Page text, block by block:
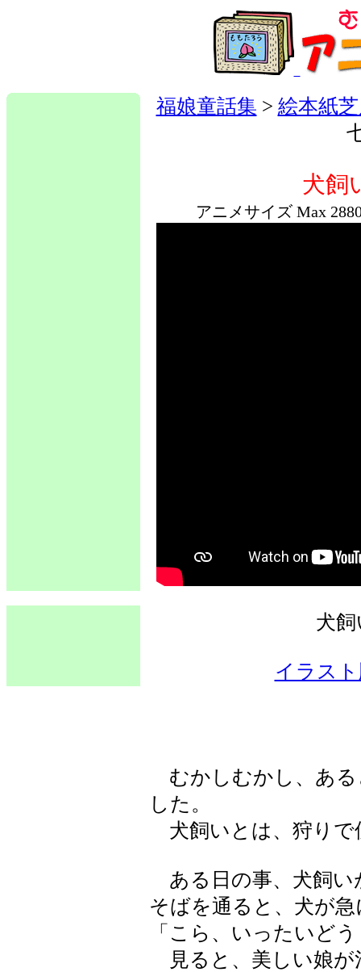
福娘童話集 > 絵本紙
犬飼
アニメサイズ Max
犬
イラス
むかしむかし、ある
した。
犬飼いとは、狩りで
ある日の事、犬飼い
そばを通ると、犬が
「こら、いったいど
見ると、美しい娘が